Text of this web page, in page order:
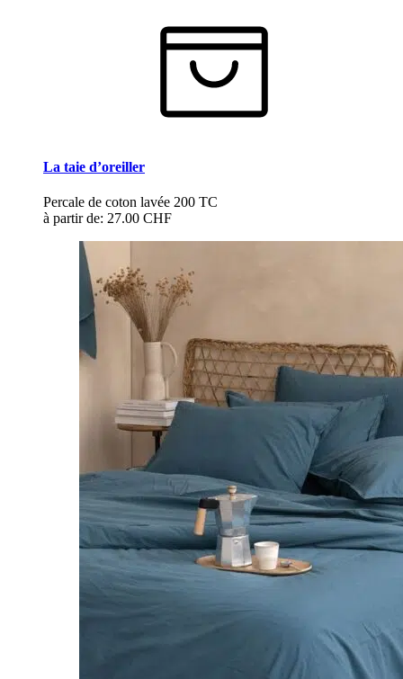
La taie d’oreiller
Percale de coton lavée 200 TC
à partir de: 27.00 CHF